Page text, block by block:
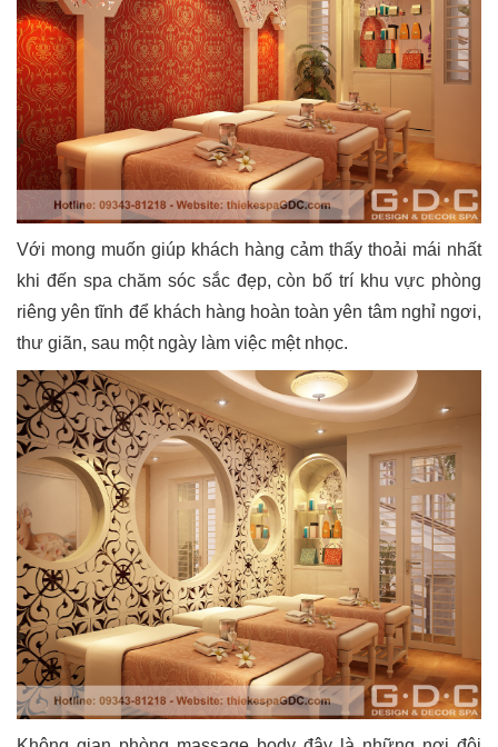
Với mong muốn giúp khách hàng cảm thấy thoải mái nhất
khi đến spa chăm sóc sắc đẹp, còn bố trí khu vực phòng
riêng yên tĩnh để khách hàng hoàn toàn yên tâm nghỉ ngơi,
thư giãn, sau một ngày làm việc mệt nhọc.